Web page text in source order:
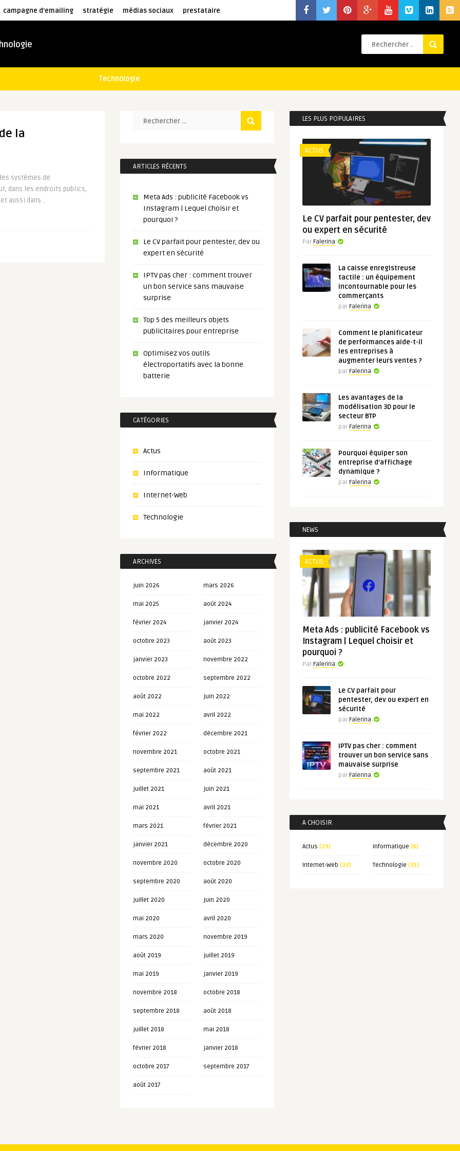
campagne d'emailing stratégie médias sociaux prestataire
Technologie
la
systèmes de
dans les endroits publics,
aussi dans ..
ARTICLES RÉCENTS
Meta Ads : publicité Facebook vs
Instagram | Lequel choisir et
pourquoi ?
Le CV parfait pour pentester, dev ou
expert en sécurité
IPTV pas cher : comment trouver
un bon service sans mauvaise
surprise
Top 5 des meilleurs objets
publicitaires pour entreprise
Optimisez vos outils
électroportatifs avec la bonne
batterie
CATÉGORIES
Actus
Informatique
Internet-Web
Technologie
ARCHIVES
juin 2026 mars 2026
mai 2025 août 2024
février 2024 janvier 2024
octobre 2023 août 2023
janvier 2023 novembre 2022
octobre 2022 septembre 2022
août 2022 juin 2022
mai 2022 avril 2022
février 2022 décembre 2021
novembre 2021 octobre 2021
septembre 2021 août 2021
juillet 2021 juin 2021
mai 2021 avril 2021
mars 2021 février 2021
janvier 2021 décembre 2020
novembre 2020 octobre 2020
septembre 2020 août 2020
juillet 2020 juin 2020
mai 2020 avril 2020
mars 2020 novembre 2019
août 2019 juillet 2019
mai 2019 janvier 2019
novembre 2018 octobre 2018
septembre 2018 août 2018
juillet 2018 mai 2018
février 2018 janvier 2018
octobre 2017 septembre 2017
août 2017
LES PLUS POPULAIRES
ACTUS
Le CV parfait pour pentester, dev
ou expert en sécurité
Par Falerina
La caisse enregistreuse
tactile : un équipement
incontournable pour les
commerçants
par Falerina
Comment le planificateur
de performances aide-t-il
les entreprises à
augmenter leurs ventes ?
par Falerina
Les avantages de la
modélisation 3D pour le
secteur BTP
par Falerina
Pourquoi équiper son
entreprise d’affichage
dynamique ?
par Falerina
NEWS
ACTUS
Meta Ads : publicité Facebook vs
Instagram | Lequel choisir et
pourquoi ?
Par Falerina
Le CV parfait pour
pentester, dev ou expert en
sécurité
par Falerina
IPTV pas cher : comment
trouver un bon service sans
mauvaise surprise
par Falerina
A CHOISIR
Actus (29) Informatique (8)
Internet-Web (33) Technologie (31)